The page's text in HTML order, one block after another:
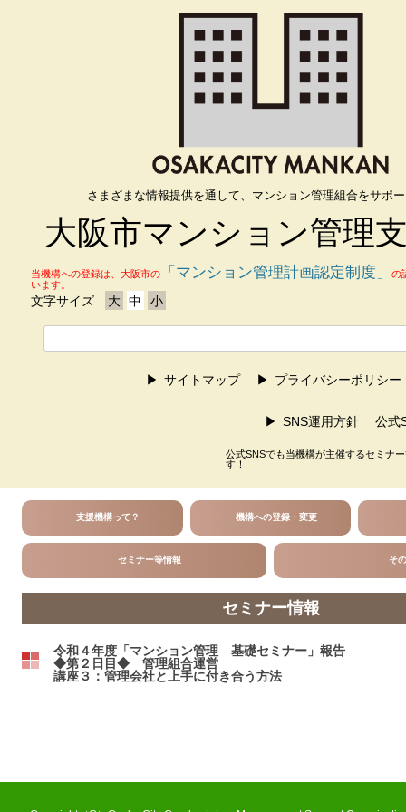
さまざまな情報提供を通して、マンション管理組合をサポ
大阪市マンション管理
当機構への登録は、大阪市の 「マンション管理計画認定制度」
の
います。
文字サイズ 大 中 小
サイトマップ プライバシーポリシー
SNS運用方針 公式
公式SNSでも当機構が主催するセミナ
す！
支援機構って？ 機構への登録・変更
セミナー等情報 そ
セミナー情報
令和４年度「マンション管理 基礎セミナー」報告
◆第２日目◆ 管理組合運営
講座３：管理会社と上手に付き合う方法